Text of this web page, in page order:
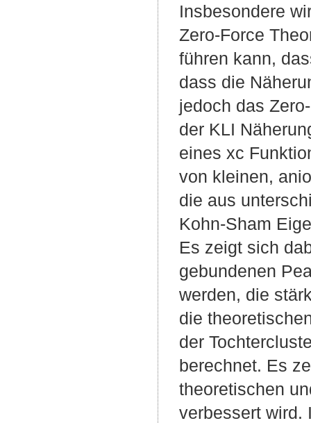
Insbesondere
Zero-Force
führen kann,
dass die
jedoch das
der KLI
eines xc
von kleinen,
die aus
Kohn-Sham
Es zeigt sich
gebundenen
werden, die
die
der
berechnet. Es
theoretischen
verbessert wird.